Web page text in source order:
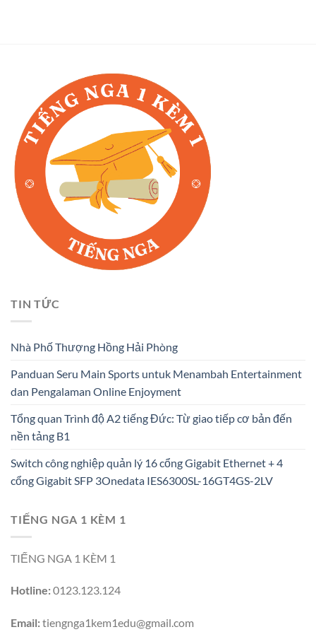
TIN TỨC
Nhà Phố Thượng Hồng Hải Phòng
Panduan Seru Main Sports untuk Menambah Entertainment
dan Pengalaman Online Enjoyment
Tổng quan Trình độ A2 tiếng Đức: Từ giao tiếp cơ bản đến
nền tảng B1
Switch công nghiệp quản lý 16 cổng Gigabit Ethernet + 4
cổng Gigabit SFP 3Onedata IES6300SL-16GT4GS-2LV
TIẾNG NGA 1 KÈM 1
TIẾNG NGA 1 KÈM 1
Hotline:0123.123.124
Email:tiengnga1kem1edu@gmail.com